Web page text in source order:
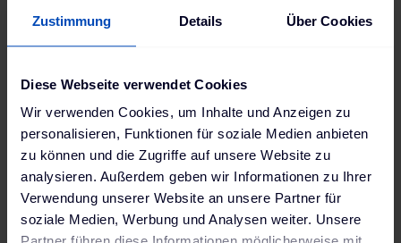
Zustimmung Details Über Cookies
Diese Webseite verwendet Cookies
Wir verwenden Cookies, um Inhalte und Anzeigen zu
personalisieren, Funktionen für soziale Medien anbieten
zu können und die Zugriffe auf unsere Website zu
analysieren. Außerdem geben wir Informationen zu Ihrer
Verwendung unserer Website an unsere Partner für
soziale Medien, Werbung und Analysen weiter. Unsere
Vermarktungskompetenz. Das bestehende Portfolio
von über 100 MWh wächst kontinuierlich. Neuestes
Storage Initiative SEmit dem Ziel Stationärspeicher
im GW-Bereich zu vermarkten.
Das erfolgreiche Ladelösungsgeschäft für
Unternehmens- und Logistikflotten, die
Immobilienwirtschaft, den Autohandel und Betreiber
von Ladestationen wird in der Business Unit The
Mobility House Solutions
unter der Leitung von